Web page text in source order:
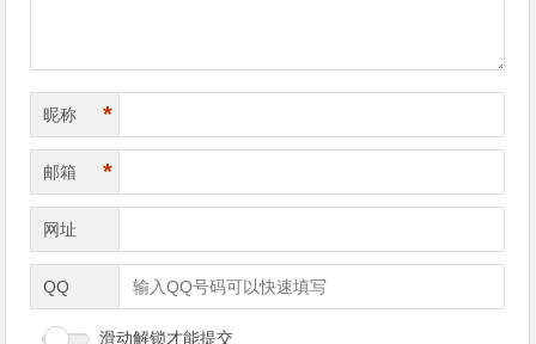
昵称 *
邮箱 *
网址
QQ
滑动解锁才能提交